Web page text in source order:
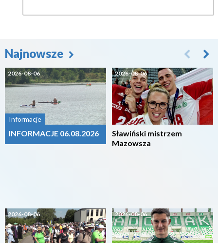
Najnowsze
2026-08-06
Informacje
INFORMACJE 06.08.2026
2026-08-06
2026-08-06
Sławiński mistrzem
Mazowsza
2026-08-06